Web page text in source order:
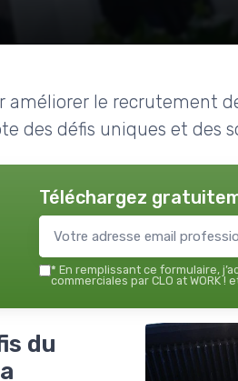
améliorer le recrutement
des défis uniques et des
Téléchargez
* En remplissant ce formulaire,
commerciales par CLO at WORK !
du